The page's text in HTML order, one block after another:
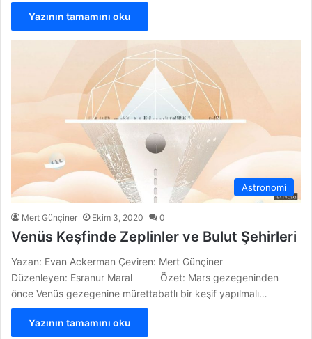
Yazının tamamını oku
Astronomi
Mert Günçiner Ekim 3, 2020 0
Venüs Keşfinde Zeplinler ve Bulut Şehirleri
Yazan: Evan Ackerman Çeviren: Mert Günçiner
Düzenleyen: Esranur Maral Özet: Mars gezegeninden
önce Venüs gezegenine mürettabatlı bir keşif yapılmalı…
Yazının tamamını oku